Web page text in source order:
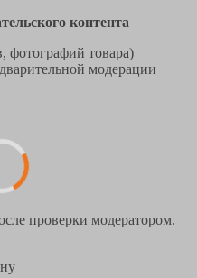
контента
фотографий товара)
модерации
проверки модератором.